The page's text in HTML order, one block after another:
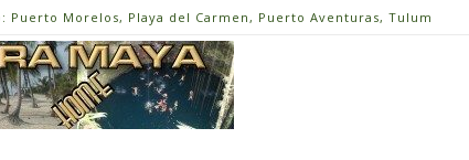
Puerto Morelos, Playa del Carmen, Puerto Aventuras, Tulum